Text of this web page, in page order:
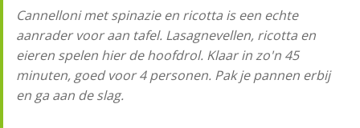
Cannelloni met spinazie en ricotta is een echte
aanrader voor aan tafel. Lasagnevellen, ricotta en
eieren spelen hier de hoofdrol. Klaar in zo'n 45
minuten, goed voor 4 personen. Pak je pannen erbij
en ga aan de slag.